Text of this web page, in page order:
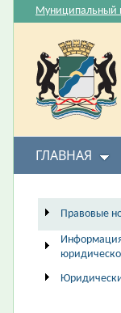
Муниципальный
ГЛАВНАЯ
Правовые